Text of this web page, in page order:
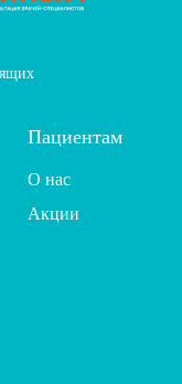
Пациентам
О нас
Акции